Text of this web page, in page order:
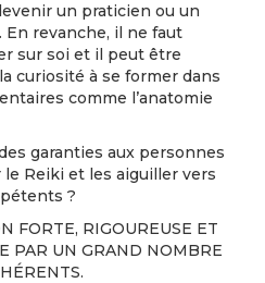
un praticien ou un
revanche, il ne faut
sur soi et il peut être
curiosité à se former dans
comme l’anatomie
garanties aux personnes
Reiki et les aiguiller vers
?
FORTE, RIGOUREUSE ET
PAR UN GRAND NOMBRE